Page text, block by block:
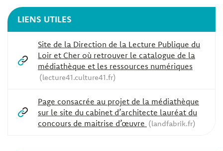
LIENS UTILES
Site de la Direction de la Lecture Publique du
Loir et Cher où retrouver le catalogue de la
médiathèque et les ressources numériques
lecture41.culture41.fr
Page consacrée au projet de la médiathèque
sur le site du cabinet d’architecte lauréat du
concours de maitrise d’œuvre
landfabrik.fr